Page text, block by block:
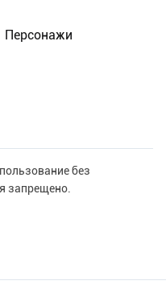
Персонажи
без
запрещено.